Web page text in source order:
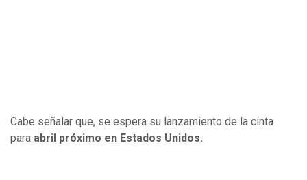
Cabe señalar que, se espera su lanzamiento de la cinta
para abril próximo en Estados Unidos.